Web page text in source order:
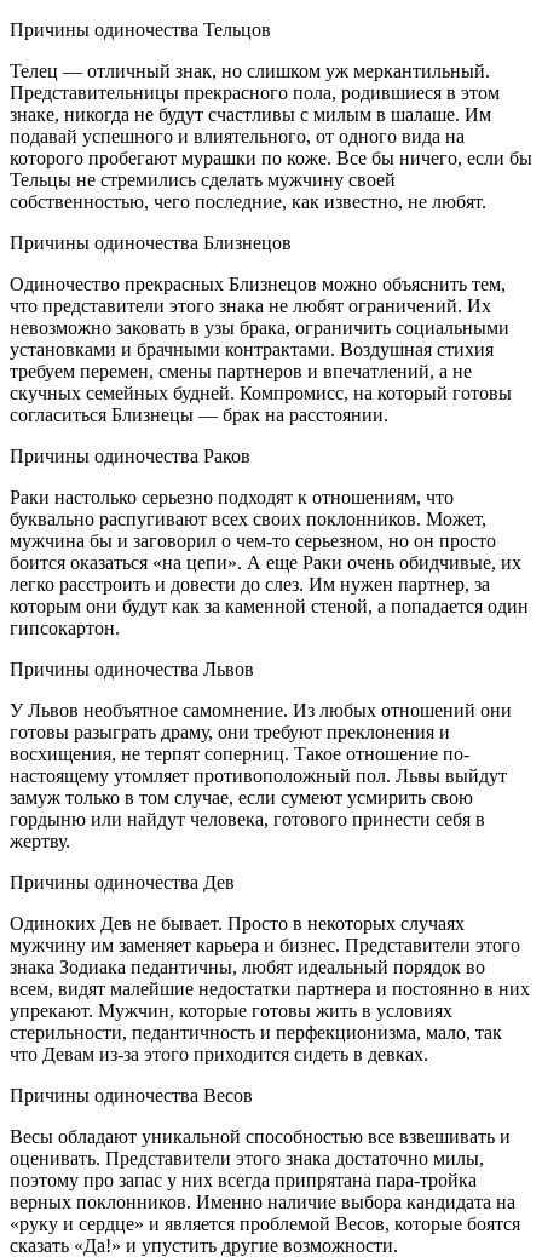
Причины одиночества Тельцов
Телец — отличный знак, но слишком уж меркантильный.
Представительницы прекрасного пола, родившиеся в этом
знаке, никогда не будут счастливы с милым в шалаше. Им
подавай успешного и влиятельного, от одного вида на
которого пробегают мурашки по коже. Все бы ничего, если бы
Тельцы не стремились сделать мужчину своей
собственностью, чего последние, как известно, не любят.
Причины одиночества Близнецов
Одиночество прекрасных Близнецов можно объяснить тем,
что представители этого знака не любят ограничений. Их
невозможно заковать в узы брака, ограничить социальными
установками и брачными контрактами. Воздушная стихия
требуем перемен, смены партнеров и впечатлений, а не
скучных семейных будней. Компромисс, на который готовы
согласиться Близнецы — брак на расстоянии.
Причины одиночества Раков
Раки настолько серьезно подходят к отношениям, что
буквально распугивают всех своих поклонников. Может,
мужчина бы и заговорил о чем-то серьезном, но он просто
боится оказаться «на цепи». А еще Раки очень обидчивые, их
легко расстроить и довести до слез. Им нужен партнер, за
которым они будут как за каменной стеной, а попадается один
гипсокартон.
Причины одиночества Львов
У Львов необъятное самомнение. Из любых отношений они
готовы разыграть драму, они требуют преклонения и
восхищения, не терпят соперниц. Такое отношение по-
настоящему утомляет противоположный пол. Львы выйдут
замуж только в том случае, если сумеют усмирить свою
гордыню или найдут человека, готового принести себя в
жертву.
Причины одиночества Дев
Одиноких Дев не бывает. Просто в некоторых случаях
мужчину им заменяет карьера и бизнес. Представители этого
знака Зодиака педантичны, любят идеальный порядок во
всем, видят малейшие недостатки партнера и постоянно в них
упрекают. Мужчин, которые готовы жить в условиях
стерильности, педантичность и перфекционизма, мало, так
что Девам из-за этого приходится сидеть в девках.
Причины одиночества Весов
Весы обладают уникальной способностью все взвешивать и
оценивать. Представители этого знака достаточно милы,
поэтому про запас у них всегда припрятана пара-тройка
верных поклонников. Именно наличие выбора кандидата на
«руку и сердце» и является проблемой Весов, которые боятся
сказать «Да!» и упустить другие возможности.